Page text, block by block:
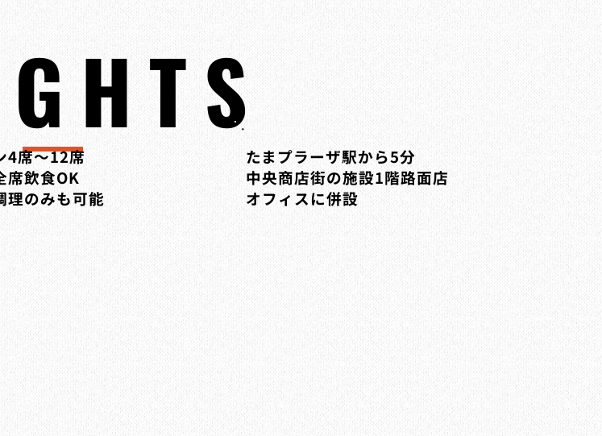
4席～12席
席飲食OK
理のみも可能
たまプラーザ駅から5分​
中央商店街の施設1階​路面店
​オフィスに併設